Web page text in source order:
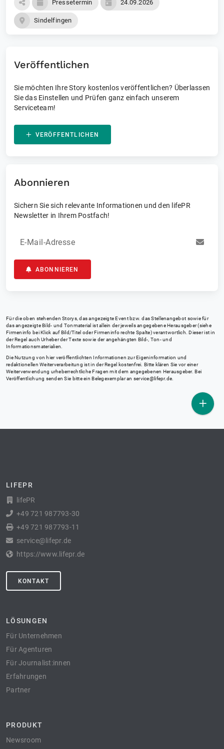
Pressetermin 24.09.2026
Sindelfingen
Veröffentlichen
Sie möchten Ihre Story kostenlos veröffentlichen? Überlassen
Sie das Einstellen und Prüfen ganz einfach unserem
Serviceteam!
VERÖFFENTLICHEN
Abonnieren
Sichern Sie sich relevante Informationen und den lifePR
Newsletter in Ihrem Postfach!
E-Mail-Adresse
ABONNIEREN
Für die oben stehenden Storys, das angezeigte Event bzw. das Stellenangebot sowie für
das angezeigte Bild- und Tonmaterial ist allein der jeweils angegebene Herausgeber (siehe
Firmeninfo bei Klick auf Bild/Titel oder Firmeninfo rechte Spalte) verantwortlich. Dieser ist in
der Regel auch Urheber der Texte sowie der angehängten Bild-, Ton- und
Informationsmaterialien.
Die Nutzung von hier veröffentlichten Informationen zur Eigeninformation und
redaktionellen Weiterverarbeitung ist in der Regel kostenfrei. Bitte klären Sie vor einer
Weiterverwendung urheberrechtliche Fragen mit dem angegebenen Herausgeber. Bei
Veröffentlichung senden Sie bitte ein Belegexemplar an service@lifepr.de
LIFEPR
lifePR
+49 721 987793-30
+49 721 987793-11
service@lifepr.de
https://www.lifepr.de
KONTAKT
LÖSUNGEN
Für Unternehmen
Für Agenturen
Für Journalist:innen
Erfahrungen
Partner
PRODUKT
Newsroom